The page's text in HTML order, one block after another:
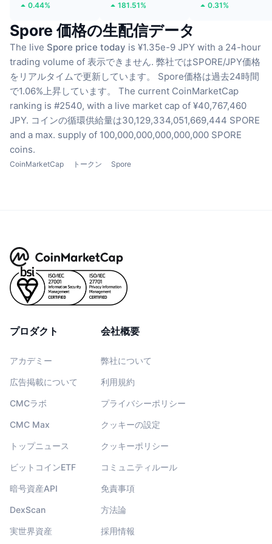
0.44% 181.51% 0.31%
Spore 価格の生配信データ
The live Spore price today is ¥1.35e-9 JPY with a 24-hour
trading volume of 表示できません. 弊社ではSPORE/JPY価格
をリアルタイムで更新しています。
Spore価格は過去24時間
で1.06%上昇しています。
The current CoinMarketCap
ranking is #2540, with a live market cap of ¥40,767,460
JPY. コインの循環供給量は30,129,334,051,669,444 SPORE
and a max. supply of 100,000,000,000,000,000 SPORE
coins.
CoinMarketCap トークン Spore
プロダクト
アカデミー
広告掲載について
CMCラボ
CMC Max
トップニュース
ビットコインETF
暗号資産API
DexScan
実世界資産
会社概要
弊社について
利用規約
プライバシーポリシー
クッキーの設定
クッキーポリシー
コミュニティルール
免責事項
方法論
採用情報